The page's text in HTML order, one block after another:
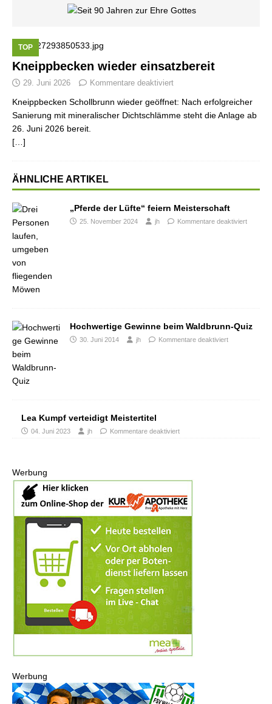
TOP
Kneippbecken wieder einsatzbereit
29. Juni 2026 Kommentare deaktiviert
Kneippbecken Schollbrunn wieder geöffnet: Nach erfolgreicher
Sanierung mit mineralischer Dichtschlämme steht die Anlage ab
26. Juni 2026 bereit.
[…]
ÄHNLICHE ARTIKEL
„Pferde der Lüfte“ feiern Meisterschaft
25. November 2024 jh Kommentare deaktiviert
Hochwertige Gewinne beim Waldbrunn-Quiz
30. Juni 2014 jh Kommentare deaktiviert
Lea Kumpf verteidigt Meistertitel
04. Juni 2023 jh Kommentare deaktiviert
Werbung
Werbung